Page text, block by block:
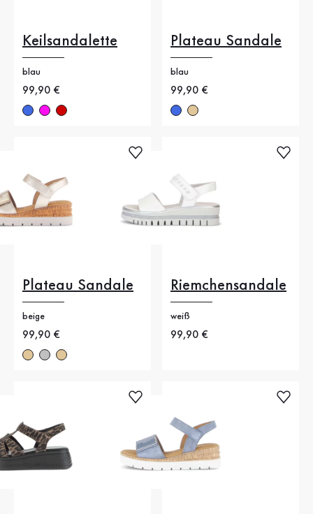
Keilsandalette
blau
Neuer Preis
99,90 €
Plateau Sandale
blau
Neuer Preis
99,90 €
Plateau Sandale
beige
Neuer Preis
99,90 €
Riemchensandale
weiß
Neuer Preis
99,90 €